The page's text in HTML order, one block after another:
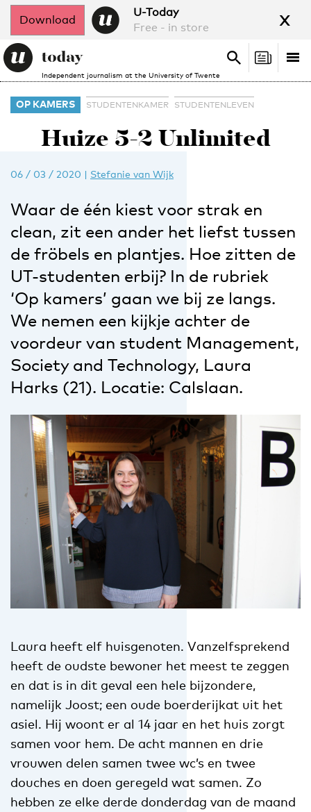
Download
U-Today
Free - in store
x
Independent journalism at the University of Twente
Search
Search
OP KAMERS STUDENTENKAMER STUDENTENLEVEN
Huize 5-2 Unlimited
06 / 03 / 2020 | Stefanie van Wijk
Waar de één kiest voor strak en
clean, zit een ander het liefst tussen
de fröbels en plantjes. Hoe zitten de
UT-studenten erbij? In de rubriek
‘Op kamers’ gaan we bij ze langs.
We nemen een kijkje achter de
voordeur van student Management,
Society and Technology, Laura
Harks (21). Locatie: Calslaan.
Laura heeft elf huisgenoten. Vanzelfsprekend
heeft de oudste bewoner het meest te zeggen
en dat is in dit geval een hele bijzondere,
namelijk Joost; een oude boerderijkat uit het
asiel. Hij woont er al 14 jaar en het huis zorgt
samen voor hem. De acht mannen en drie
vrouwen delen samen twee wc’s en twee
douches en doen geregeld wat samen. Zo
hebben ze elke derde donderdag van de maand